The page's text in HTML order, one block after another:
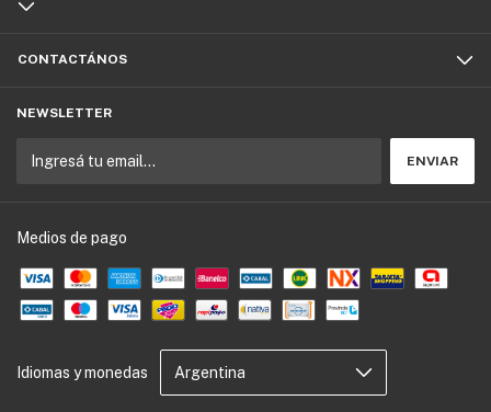
CONTACTÁNOS
NEWSLETTER
Medios de pago
Idiomas y monedas